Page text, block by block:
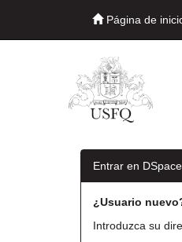
Página de
Entrar en DSpace
¿Usuario
Introduzca su